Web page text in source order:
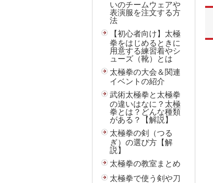
いのチームウェアや
表演服を注文する方
法
【初心者向け】太極
拳をはじめるときに
用意する練習着やシ
ューズ（靴）とは
太極拳の大会＆関連
イベントの紹介
武術太極拳と太極拳
の違いはなに？太極
拳とは？どんな種類
がある？【解説】
太極拳の剣（つる
ぎ）の選び方【解
説】
太極拳の教室まとめ
太極拳で使う剣や刀